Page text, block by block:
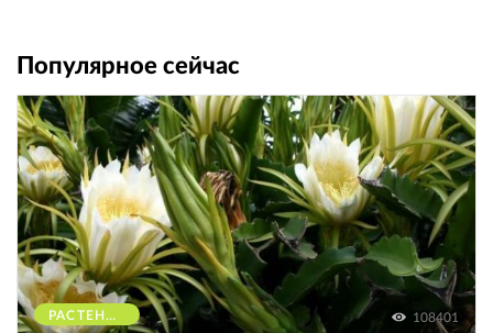
Популярное сейчас
РАСТЕНИЯ 108401